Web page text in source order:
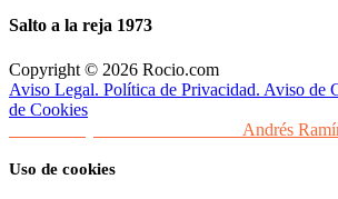
Salto a la reja 1973
Copyright © 2026 Rocio.com
Aviso Legal. Política de Privacidad. Aviso de
de Cookies
Andrés
Uso de cookies